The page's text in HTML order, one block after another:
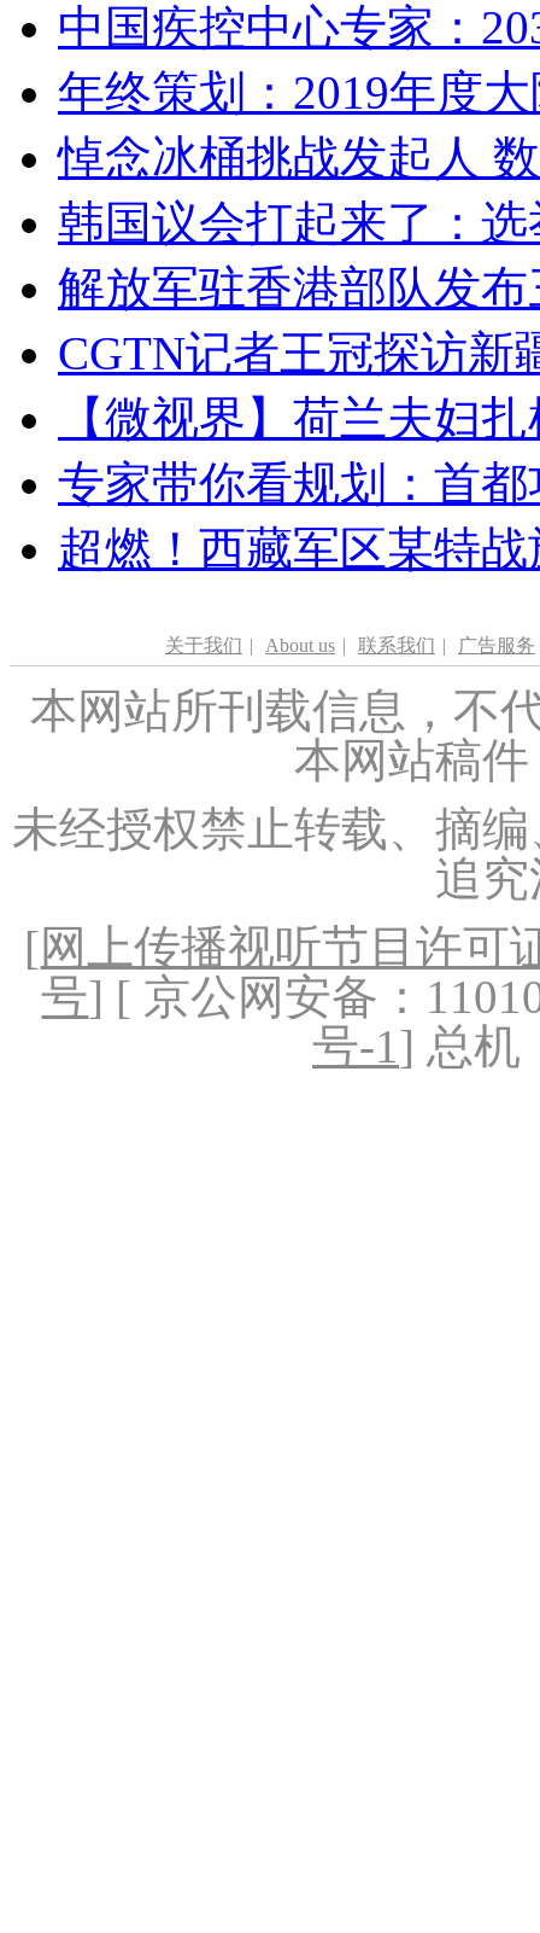
中国疾控中心专家：
年终策划：2019年度
悼念冰桶挑战发起人
韩国议会打起来了：
解放军驻香港部队发
CGTN记者王冠探访新
【微视界】荷兰夫妇
专家带你看规划：首
超燃！西藏军区某特
关于我们 | About us | 联系我们 | 广告服务
本网站所刊载信息，不
本网站稿
未经授权禁止转载、摘
追
[网上传播视听节目许可
号] [ 京公网安备：
号-1] 总机